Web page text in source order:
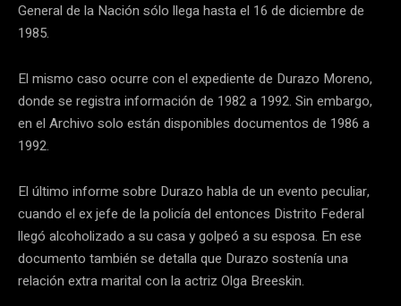
General de la Nación sólo llega hasta el 16 de diciembre de
1985.
El mismo caso ocurre con el expediente de Durazo Moreno,
donde se registra información de 1982 a 1992. Sin embargo,
en el Archivo solo están disponibles documentos de 1986 a
1992.
El último informe sobre Durazo habla de un evento peculiar,
cuando el ex jefe de la policía del entonces Distrito Federal
llegó alcoholizado a su casa y golpeó a su esposa. En ese
documento también se detalla que Durazo sostenía una
relación extra marital con la actriz Olga Breeskin.